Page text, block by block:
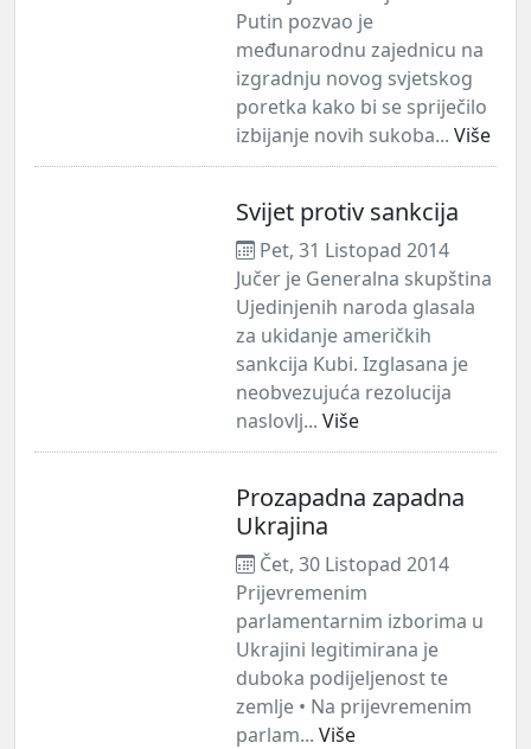
Putin pozvao je
međunarodnu zajednicu na
izgradnju novog svjetskog
poretka kako bi se spriječilo
izbijanje novih sukoba... Više
Svijet protiv sankcija
Pet, 31 Listopad 2014
Jučer je Generalna skupština
Ujedinjenih naroda glasala
za ukidanje američkih
sankcija Kubi. Izglasana je
neobvezujuća rezolucija
naslovlj... Više
Prozapadna zapadna
Ukrajina
Čet, 30 Listopad 2014
Prijevremenim
parlamentarnim izborima u
Ukrajini legitimirana je
duboka podijeljenost te
zemlje • Na prijevremenim
parlam... Više